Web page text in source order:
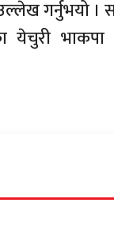
गर्नुभयो ।
भाकपा